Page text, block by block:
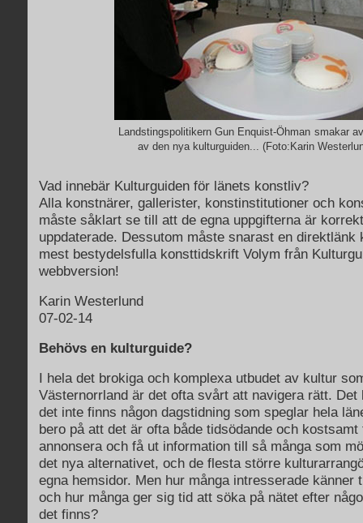
Landstingspolitikern Gun Enquist-Öhman smakar
av den nya kulturguiden... (Foto:Karin
Vad innebär Kulturguiden för länets konstliv?
Alla konstnärer, gallerister, konstinstitutioner och
måste såklart se till att de egna uppgifterna är
uppdaterade. Dessutom måste snarast en direktlänk
mest bestydelsfulla konsttidskrift Volym från
webbversion!
Karin Westerlund
07-02-14
Behövs en kulturguide?
I hela det brokiga och komplexa utbudet av kultur
Västernorrland är det ofta svårt att navigera rätt. Det
det inte finns någon dagstidning som speglar hela
bero på att det är ofta både tidsödande och
annonsera och få ut information till så många som
det nya alternativet, och de flesta större
egna hemsidor. Men hur många intresserade känner
och hur många ger sig tid att söka på nätet efter
det finns?